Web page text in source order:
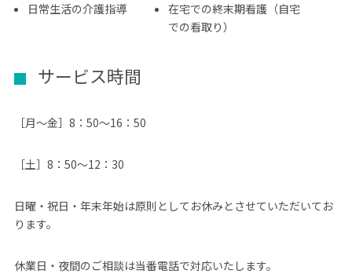
日常生活の介護指導
在宅での終末期看護（自宅
での看取り）
サービス時間
［月～金］8：50～16：50
［土］8：50～12：30
日曜・祝日・年末年始は原則としてお休みとさせていただいてお
ります。
休業日・夜間のご相談は当番電話で対応いたします。